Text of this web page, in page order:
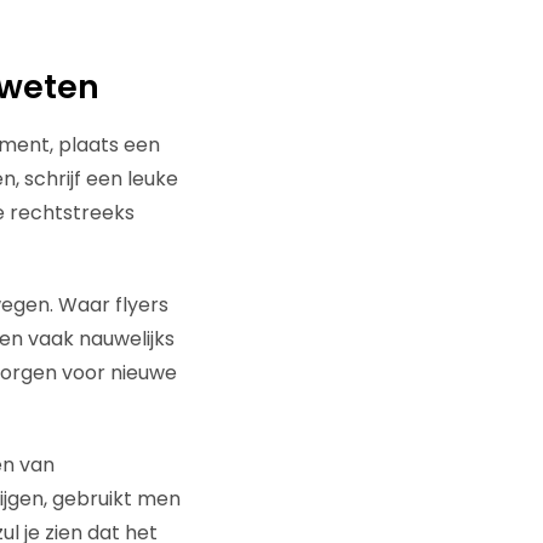
plaats een
schrijf een leuke
rechtstreeks
Waar flyers
vaak nauwelijks
voor nieuwe
van
gebruikt men
je zien dat het